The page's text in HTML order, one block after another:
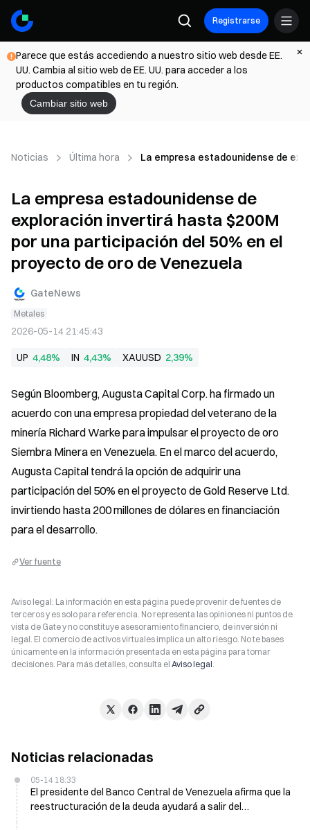
Registrarse
Parece que estás accediendo a nuestro sitio web desde EE.
UU. Cambia al sitio web de EE. UU. para acceder a los
productos compatibles en tu región.
Cambiar sitio web
Noticias Última hora La empresa estadounidense de
La empresa estadounidense de
exploración invertirá hasta $200M
por una participación del 50% en el
proyecto de oro de Venezuela
GateNews
Metales
2026-05-14 21:45:43
UP 4,48% IN 4,43% XAUUSD 2,39%
Según Bloomberg, Augusta Capital Corp. ha firmado un
acuerdo con una empresa propiedad del veterano de la
minería Richard Warke para impulsar el proyecto de oro
Siembra Minera en Venezuela. En el marco del acuerdo,
Augusta Capital tendrá la opción de adquirir una
participación del 50% en el proyecto de Gold Reserve Ltd.
invirtiendo hasta 200 millones de dólares en financiación
para el desarrollo.
Ver fuente
Aviso legal: La información en esta página puede provenir de fuentes de
terceros y es solo para referencia. No representa las opiniones ni puntos de
vista de Gate y no constituye asesoramiento financiero, de inversión ni
legal. El comercio de activos virtuales implica un alto riesgo. No te bases
únicamente en la información presentada en esta página para tomar
decisiones. Para más detalles, consulta el Aviso legal.
Noticias relacionadas
05-14 18:33
El presidente del Banco Central de Venezuela afirma que la
reestructuración de la deuda ayudará a salir del